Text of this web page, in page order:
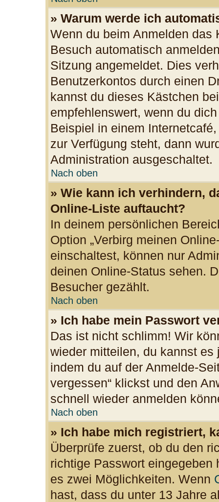
» Warum werde ich
Wenn du beim Anmelden das
Besuch automatisch
Sitzung angemeldet. Dies
Benutzerkontos durch einen
kannst du dieses Kästchen
empfehlenswert, wenn du
Beispiel in einem
zur Verfügung steht, dann
Administration ausgeschaltet.
Nach oben
» Wie kann ich verhindern,
Online-Liste auftaucht?
In deinem persönlichen
Option „Verbirg meinen
einschaltest, können nur
deinen Online-Status sehen.
Besucher gezählt.
Nach oben
» Ich habe mein Passwort
Das ist nicht schlimm! Wir
wieder mitteilen, du kannst
indem du auf der Anmelde-
vergessen“ klickst und den
schnell wieder anmelden
Nach oben
» Ich habe mich registriert,
Überprüfe zuerst, ob du den
richtige Passwort
es zwei Möglichkeiten. Wenn
hast, dass du unter 13 Jahre